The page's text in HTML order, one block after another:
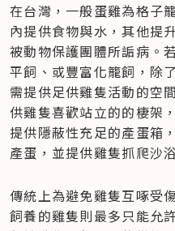
在台灣，一般蛋雞為格子
內提供食物與水，其他提
被動物保護團體所詬病。
平飼、或豐富化籠飼，除
需提供足供雞隻活動的空
供雞隻喜歡站立的的棲架
提供隱蔽性充足的產蛋箱
產蛋，並提供雞隻抓爬沙
傳統上為避免雞隻互啄受
飼養的雞隻則最多只能允